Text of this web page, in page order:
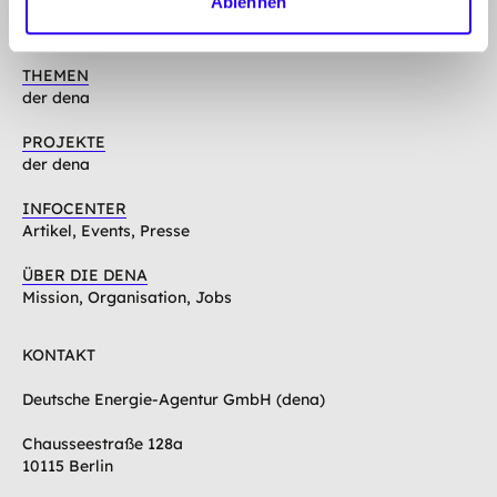
THEMEN
der dena
PROJEKTE
der dena
INFOCENTER
Artikel, Events, Presse
ÜBER DIE DENA
Mission, Organisation, Jobs
KONTAKT
Deutsche Energie-Agentur GmbH (dena)
Chausseestraße 128a
10115 Berlin